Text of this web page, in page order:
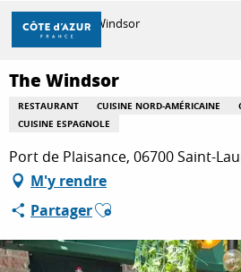
Aller
contenu
principal
DÉCOUVRIR
À FAIRE
SÉJOURNER
Accueil The Windsor
The Windsor
RESTAURANT CUISINE NORD-AMÉRICAINE
CUISINE ESPAGNOLE
Port de Plaisance, 06700 Saint-
M'y rendre
PartagerAjouter aux favoris